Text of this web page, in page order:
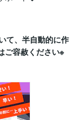
て、半自動的に作
ご容赦ください※